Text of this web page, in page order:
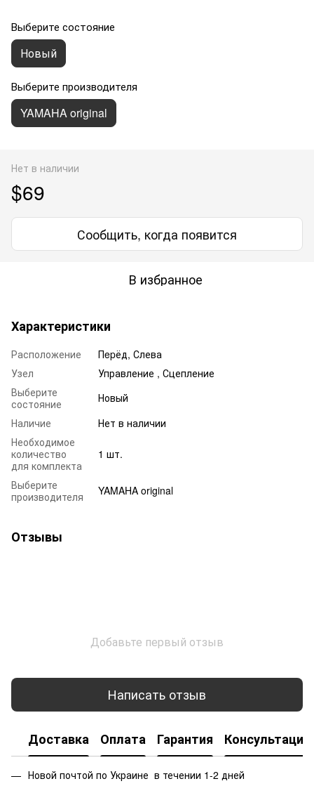
Выберите состояние
Новый
Выберите производителя
YAMAHA original
Нет в наличии
$69
Сообщить, когда появится
В избранное
Характеристики
Расположение
Пepёд, Слева
Узел
Управление , Сцепление
Выберите
состояние
Новый
Наличие
Нет в наличии
Необходимое
количество
для комплекта
1 шт.
Выберите
производителя
YAMAHA original
Отзывы
Добавьте первый отзыв
Написать отзыв
Доставка Оплата Гарантия Консультация
Новой почтой по Украине в течении 1-2 дней